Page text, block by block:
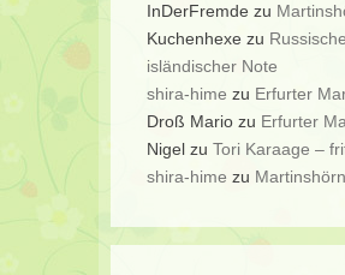
InDerFremde zu
Kuchenhexe zu
isländischer Note
shira-hime zu Erfurter
Droß Mario zu Erfurter
Nigel zu Tori Karaage –
shira-hime zu